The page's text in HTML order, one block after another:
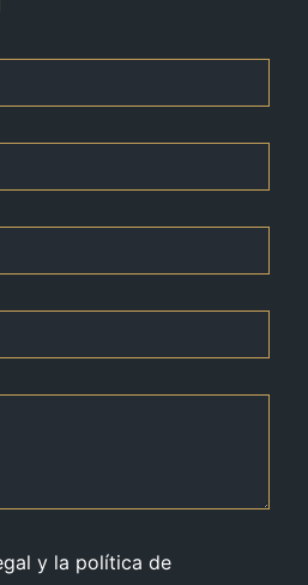
y la política de